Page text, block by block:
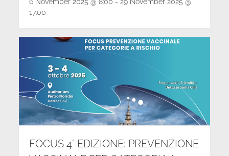
17:00
FOCUS 4° EDIZIONE: PREVENZIONE